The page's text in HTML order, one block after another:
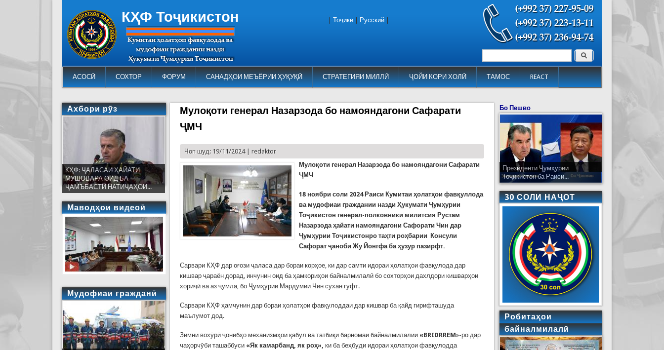
КҲФ Тоҷикистон
АСОСӢ СОХТОР ФОРУМ САНАДҲОИ МЕЪЁРИИ ҲУҚУҚӢ СТРАТЕГИЯИ МИЛЛӢ ҶОЙИ КОРИ ХОЛӢ ТАМОС REACT
Форма поиска Поиск
Тоҷикӣ Русский
Мулоқоти генерал Назарзода бо намояндагони Сафарати
ҶМЧ
Чоп шуд: 19/11/2024 |redaktor
Мулоқоти генерал Назарзода бо намояндагони Сафарати
ҶМЧ
18 ноябри соли 2024 Раиси Кумитаи ҳолатҳои фавқуллода
ва мудофиаи граждании назди Ҳукумати Ҷумҳурии
Тоҷикистон генерал-полковники милитсия Рустам
Назарзода ҳайати намояндагони Сафорати Чин дар
Ҷумҳурии Тоҷикистонро таҳти роҳбарии Консули
Сафорат ҷаноби Жу Йонгфа ба ҳузур пазирфт.
Сарвари КҲФ дар оғози ҷаласа дар бораи корҳое, ки дар самти идораи ҳолатҳои фавқулода дар
кишвар ҷараён дорад, инчунин оид ба ҳамкориҳои байналмилалӣ бо сохторҳои дахлдори кишварҳои
хориҷӣ ва аз ҷумла, бо Ҷумҳурии Мардумии Чин сухан гуфт.
Сарвари КҲФ ҳамчунин дар бораи ҳолатҳои фавқулоддаи дар кишвар ба қайд гирифташуда
маълумот дод.
Зимни вохӯрӣ ҷонибҳо механизмҳои қабул ва татбиқи барномаи байналмилалии «BRIDRREM»-ро дар
чаҳорчӯби ташаббуси «Як камарбанд, як роҳ», ки ба беҳбуди идораи ҳолатҳои фавқулодда
Ахбори рӯз
КҲФ: ҶАЛАСАИ ҲАЙАТИ
МУШОВАРА ОИД БА
ҶАМЪБАСТИ НАТИҶАҲОИ...
Маводҳои видеоӣ
Мудофиаи гражданӣ
Бо Пешво
Президенти Ҷумҳурии
Тоҷикистон ба Раиси...
30 СОЛИ НАҶОТ
Робитаҳои
байналмилалӣ